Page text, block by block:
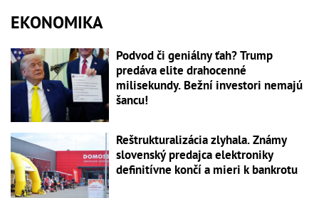
EKONOMIKA
Podvod či geniálny ťah? Trump
predáva elite drahocenné
milisekundy. Bežní investori nemajú
šancu!
Reštrukturalizácia zlyhala. Známy
slovenský predajca elektroniky
definitívne končí a mieri k bankrotu